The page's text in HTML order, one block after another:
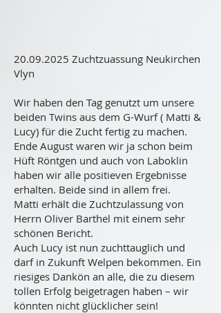
20.09.2025 Zuchtzuassung Neukirchen
Vlyn
Wir haben den Tag genutzt um unsere
beiden Twins aus dem G-Wurf ( Matti &
Lucy) für die Zucht fertig zu machen.
Ende August waren wir ja schon beim
Hüft Röntgen und auch von Laboklin
haben wir alle positieven Ergebnisse
erhalten. Beide sind in allem frei.
Matti erhält die Zuchtzulassung von
Herrn Oliver Barthel mit einem sehr
schönen Bericht.
Auch Lucy ist nun zuchttauglich und
darf in Zukunft Welpen bekommen. Ein
riesiges Dankön an alle, die zu diesem
tollen Erfolg beigetragen haben – wir
könnten nicht glücklicher sein!